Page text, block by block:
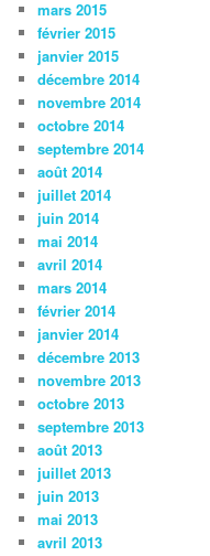
mars 2015
février 2015
janvier 2015
décembre 2014
novembre 2014
octobre 2014
septembre 2014
août 2014
juillet 2014
juin 2014
mai 2014
avril 2014
mars 2014
février 2014
janvier 2014
décembre 2013
novembre 2013
octobre 2013
septembre 2013
août 2013
juillet 2013
juin 2013
mai 2013
avril 2013